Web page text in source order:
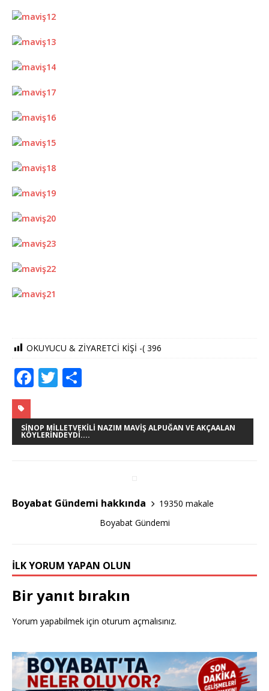
OKUYUCU & ZİYARETCİ KİŞİ -( 396
F
c
e
o
k
T
it
te
ar
e
SINOP MILLETVEKILI NAZIM MAVIŞ ALPUĞAN VE AKÇAALAN
KÖYLERINDEYDI....
Boyabat Gündemi hakkında
19350 makale
Boyabat Gündemi
İLK YORUM YAPAN OLUN
Bir yanıt bırakın
Yorum yapabilmek için oturum açmalısınız.